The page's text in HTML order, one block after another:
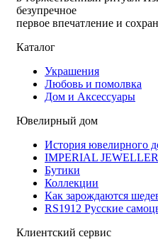
безупречное
первое впечатление и
Каталог
Украшения
Любовь и помолвка
Дом и Аксессуары
Ювелирный дом
История ювелирного
IMPERIAL
Бутики
Коллекции
Как зарождаются
RS1912 Русские
Клиентский сервис